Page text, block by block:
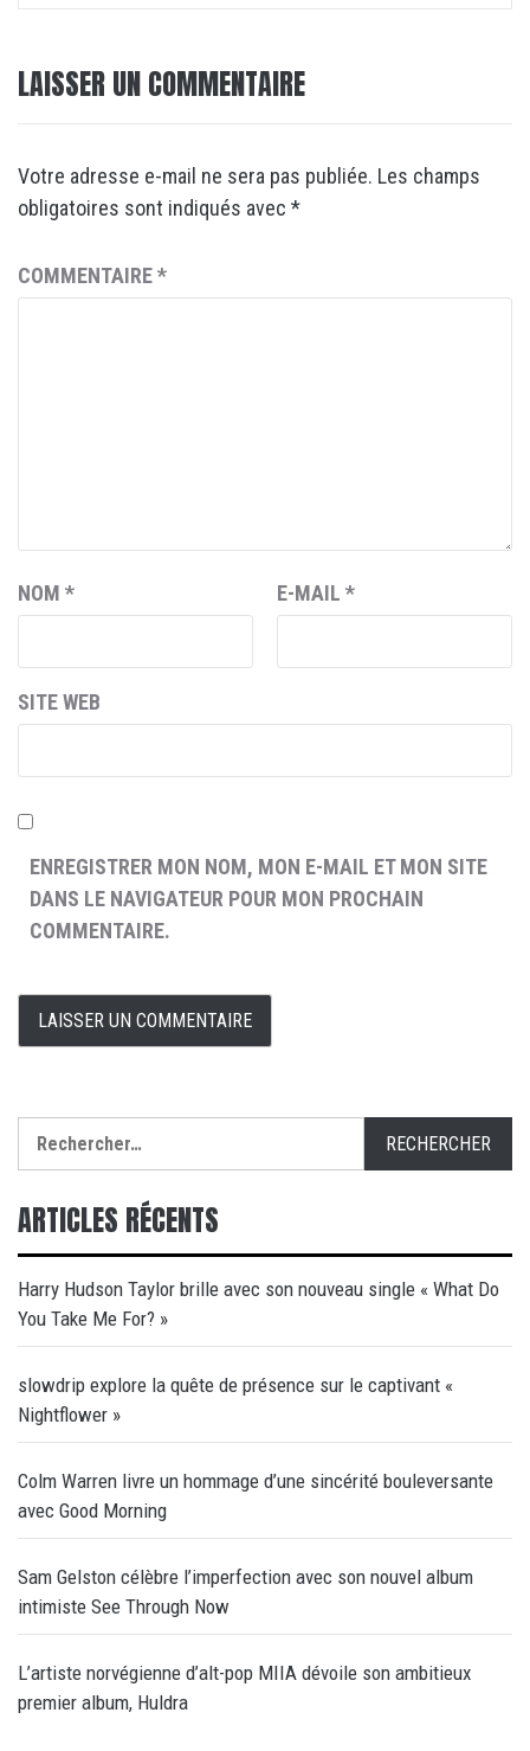
LAISSER UN COMMENTAIRE
Votre adresse e-mail ne sera pas publiée. Les champs
obligatoires sont indiqués avec *
COMMENTAIRE*
NOM * E-MAIL *
SITE WEB
ENREGISTRER MON NOM, MON E-MAIL ET MON SITE
DANS LE NAVIGATEUR POUR MON PROCHAIN
COMMENTAIRE.
ARTICLES RÉCENTS
Harry Hudson Taylor brille avec son nouveau single « What Do
You Take Me For? »
slowdrip explore la quête de présence sur le captivant «
Nightflower »
Colm Warren livre un hommage d’une sincérité bouleversante
avec Good Morning
Sam Gelston célèbre l’imperfection avec son nouvel album
intimiste See Through Now
L’artiste norvégienne d’alt-pop MIIA dévoile son ambitieux
premier album, Huldra